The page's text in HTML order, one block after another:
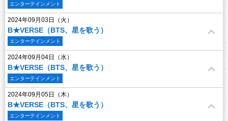
エンターテインメント
2024年09月03日（火）
B★VERSE（BTS、星を歌う）
エンターテインメント
2024年09月04日（水）
B★VERSE（BTS、星を歌う）
エンターテインメント
2024年09月05日（木）
B★VERSE（BTS、星を歌う）
エンターテインメント